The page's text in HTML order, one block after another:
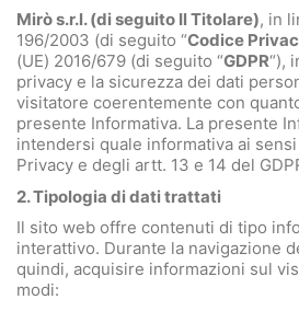
Mirò s.r.l. (di seguito Il Titolare), in
196/2003 (di seguito “Codice
(UE) 2016/679 (di seguito “GDPR“),
privacy e la sicurezza dei dati
visitatore coerentemente con
presente Informativa. La presente
intendersi quale informativa ai sensi
Privacy e degli artt. 13 e 14 del
2. Tipologia di dati trattati
Il sito web offre contenuti di tipo
interattivo. Durante la navigazione
quindi, acquisire informazioni sul
modi: